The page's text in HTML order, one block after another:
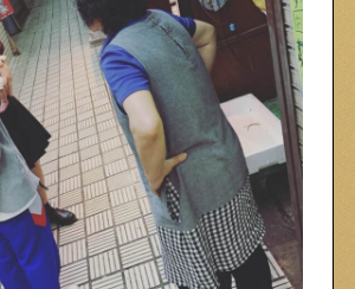
に暮らす人たちに日記を書いてもらいました
町の店≒家
町ならではの家みたいな店を紹介する記事です
り、下町
の特集記事です